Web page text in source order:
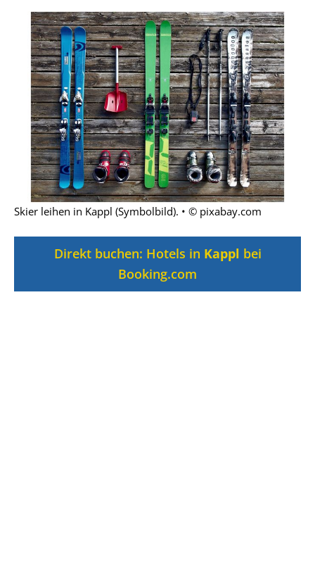
Skier leihen in Kappl (Symbolbild). • © pixabay.com
Direkt buchen: Hotels in Kappl bei
Booking.com